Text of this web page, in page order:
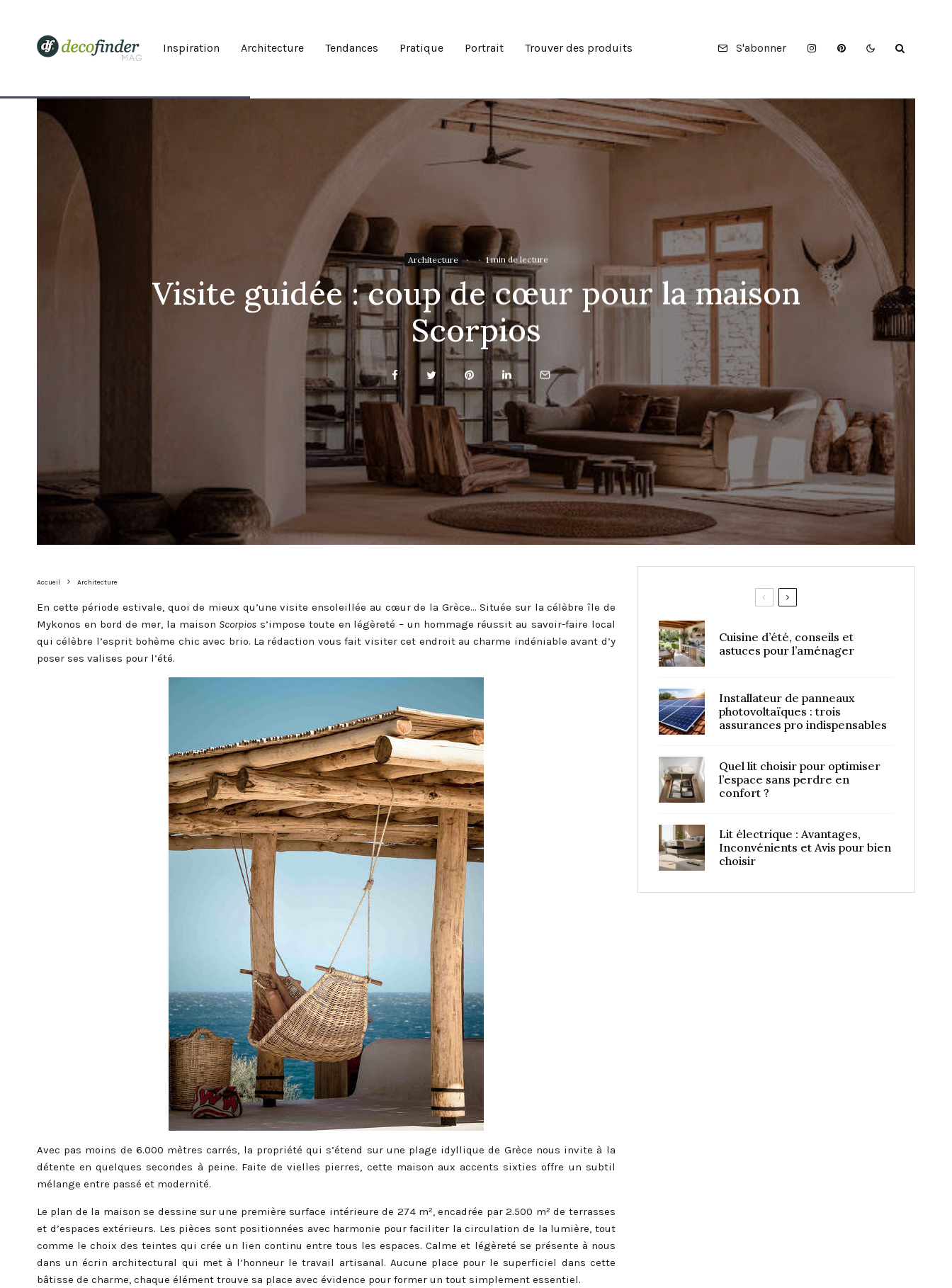
Inspiration Architecture Tendances Pratique Portrait Trouver des produits S'abonner
Architecture · · 1 min de lecture
Visite guidée : coup de cœur pour la maison
Scorpios
Accueil Architecture
En cette période estivale, quoi de mieux qu’une visite ensoleillée au cœur de la Grèce… Située sur la célèbre île de
Mykonos en bord de mer, la maison Scorpios s’impose toute en légèreté – un hommage réussit au savoir-faire local
qui célèbre l’esprit bohème chic avec brio. La rédaction vous fait visiter cet endroit au charme indéniable avant d’y
poser ses valises pour l’été.
Avec pas moins de 6.000 mètres carrés, la propriété qui s’étend sur une plage idyllique de Grèce nous invite à la
détente en quelques secondes à peine. Faite de vielles pierres, cette maison aux accents sixties offre un subtil
mélange entre passé et modernité.
Le plan de la maison se dessine sur une première surface intérieure de 274 m², encadrée par 2.500 m² de terrasses
et d’espaces extérieurs. Les pièces sont positionnées avec harmonie pour faciliter la circulation de la lumière, tout
comme le choix des teintes qui crée un lien continu entre tous les espaces. Calme et légèreté se présente à nous
dans un écrin architectural qui met à l’honneur le travail artisanal. Aucune place pour le superficiel dans cette
bâtisse de charme, chaque élément trouve sa place avec évidence pour former un tout simplement essentiel.
Cuisine d’été, conseils et
astuces pour l’aménager
Installateur de panneaux
photovoltaïques : trois
assurances pro indispensables
Quel lit choisir pour optimiser
l’espace sans perdre en
confort ?
Lit électrique : Avantages,
Inconvénients et Avis pour bien
choisir